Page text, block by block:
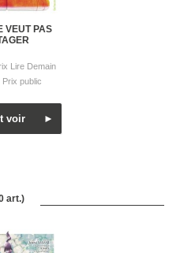
VEUT PAS
art.)